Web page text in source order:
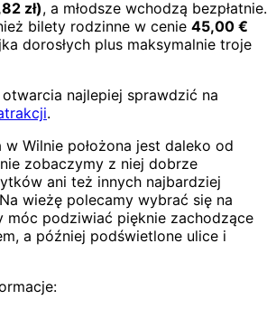
zł), a młodsze wchodzą bezpłatnie.
bilety rodzinne w cenie 45,00 €
dorosłych plus maksymalnie troje
najlepiej sprawdzić na
.
Wilnie położona jest daleko od
zobaczymy z niej dobrze
ani też innych najbardziej
wieżę polecamy wybrać się na
móc podziwiać pięknie zachodzące
a później podświetlone ulice i